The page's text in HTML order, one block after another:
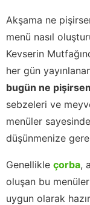
Akşama ne
menü nasıl
Kevserin
her gün
bugün ne
sebzeleri ve
menüler
düşünmenize
Genellikle çorba,
oluşan bu
uygun olarak